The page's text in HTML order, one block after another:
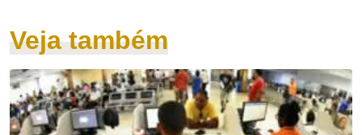
Veja também